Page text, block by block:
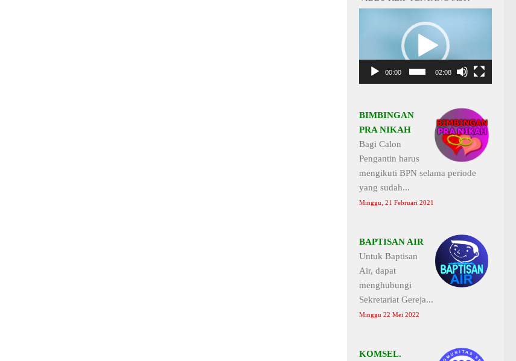
00:00 02:08
BIMBINGAN
PRA NIKAH
Bagi Calon
Pengantin harus
mengikuti BPN selama periode
yang sudah...
Minggu, 21 Februari 2021
BAPTISAN AIR
Untuk Baptisan
Air, dapat
menghubungi
Sekretariat Gereja...
Minggu 22 Mei 2022
KOMSEL.